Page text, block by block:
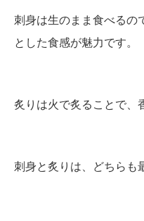
刺身は生のまま食べるの
とした食感が魅力です。
炙りは火で炙ることで、
刺身と炙りは、どちらも